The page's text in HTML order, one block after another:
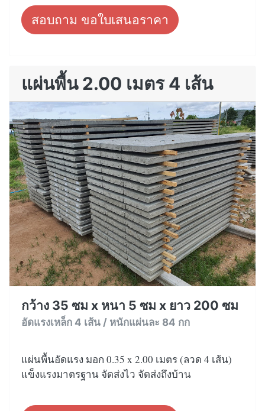
สอบถาม ขอใบเสนอราคา
แผ่นพื้น 2.00 เมตร 4 เส้น
กว้าง 35 ซม x หนา 5 ซม x ยาว 200 ซม
อัดแรงเหล็ก 4 เส้น / หนักแผ่นละ 84 กก
แผ่นพื้นอัดแรง มอก 0.35 x 2.00 เมตร (ลวด 4 เส้น)
แข็งแรงมาตรฐาน จัดส่งไว จัดส่งถึงบ้าน